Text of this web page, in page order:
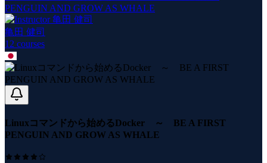
PENGUIN AND GROW AS WHALE
亀田 健司
12 courses
Linuxコマンドから始めるDocker ～ BE A FIRST
PENGUIN AND GROW AS WHALE